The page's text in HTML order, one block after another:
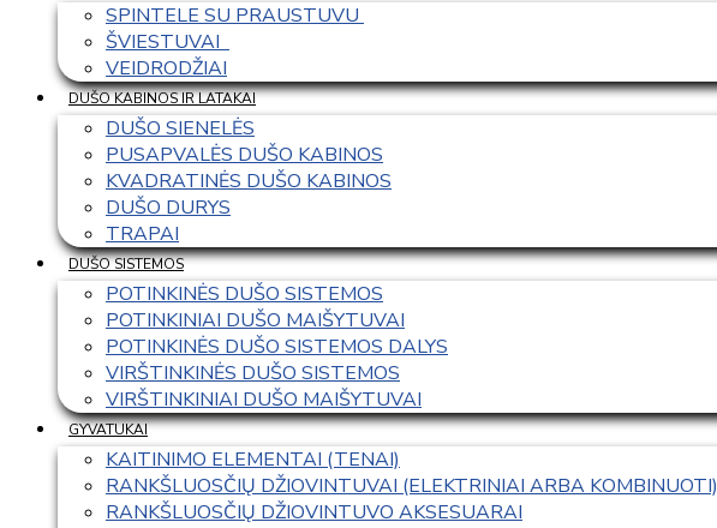
SPINTELE SU PRAUSTUVU
ŠVIESTUVAI
VEIDRODŽIAI
DUŠO KABINOS IR LATAKAI
DUŠO SIENELĖS
PUSAPVALĖS DUŠO KABINOS
KVADRATINĖS DUŠO KABINOS
DUŠO DURYS
TRAPAI
DUŠO SISTEMOS
POTINKINĖS DUŠO SISTEMOS
POTINKINIAI DUŠO MAIŠYTUVAI
POTINKINĖS DUŠO SISTEMOS DALYS
VIRŠTINKINĖS DUŠO SISTEMOS
VIRŠTINKINIAI DUŠO MAIŠYTUVAI
GYVATUKAI
KAITINIMO ELEMENTAI (TENAI)
RANKŠLUOSČIŲ DŽIOVINTUVAI (ELEKTRINIAI ARBA KOMBINUOTI)
RANKŠLUOSČIŲ DŽIOVINTUVO AKSESUARAI